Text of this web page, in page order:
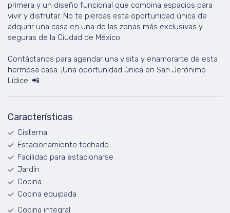
primera y un diseño funcional que combina espacios para
vivir y disfrutar. No te pierdas esta oportunidad única de
adquirir una casa en una de las zonas más exclusivas y
seguras de la Ciudad de México.
Contáctanos para agendar una visita y enamorarte de esta
hermosa casa. ¡Una oportunidad única en San Jerónimo
Lídice! 📲
Características
Cisterna
Estacionamiento techado
Facilidad para estacionarse
Jardín
Cocina
Cocina equipada
Cocina integral